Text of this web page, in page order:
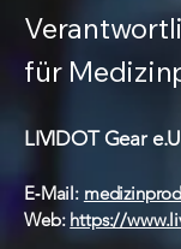
für
LIVIDOT Gear e.U
E‑Mail:
Web: https://